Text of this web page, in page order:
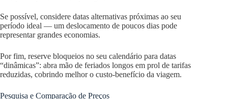
Se possível, considere datas alternativas próximas ao seu
período ideal — um deslocamento de poucos dias pode
representar grandes economias.
Por fim, reserve bloqueios no seu calendário para datas
“dinâmicas”: abra mão de feriados longos em prol de tarifas
reduzidas, cobrindo melhor o custo-benefício da viagem.
Pesquisa e Comparação de Preços